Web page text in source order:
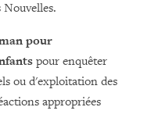
Nouvelles.
pour
pour enquêter
ou d'exploitation des
appropriées